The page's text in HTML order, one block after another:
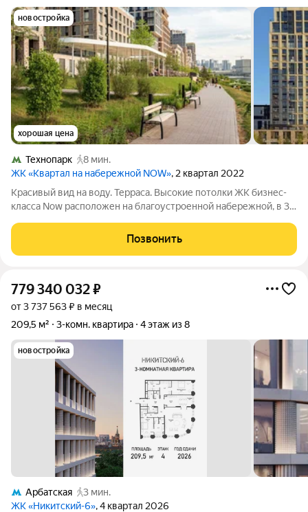
новостройка
хорошая цена
Технопарк
8 мин.
ЖК «Квартал на набережной NOW», 2 квартал 2022
Красивый вид на воду. Терраса. Высокие потолки ЖК бизнес-
класса Now расположен на благоустроенной набережной, в 30
жилого комплекса: школа, детский сад, 15 детских площадок,
променад,
Позвонить
779 340 032₽
от 3 737 563 ₽ в месяц
209,5 м²
3-комн. квартира 4 этаж из 8
новостройка
Арбатская
3 мин.
ЖК «Никитский-6», 4 квартал 2026